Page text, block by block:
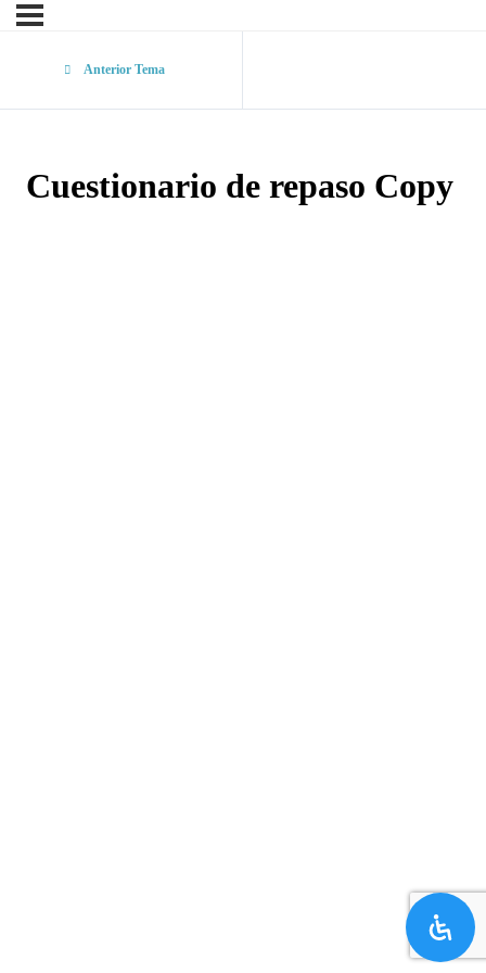
Anterior Tema
Cuestionario de repaso Copy